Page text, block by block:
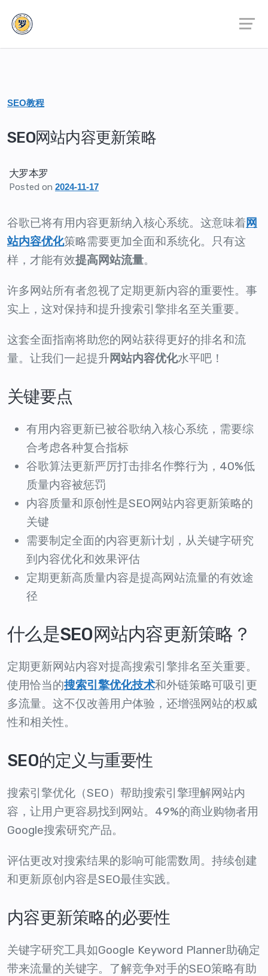
SEO教程
SEO网站内容更新策略
大罗本罗
Posted on 2024-11-17
谷歌已将有用内容更新纳入核心系统。这意味着网
站内容优化策略需要更加全面和系统化。只有这
样，才能有效提高网站流量。
许多网站所有者忽视了定期更新内容的重要性。事
实上，这对保持和提升搜索引擎排名至关重要。
这套全面指南将助您的网站获得更好的排名和流
量。让我们一起提升网站内容优化水平吧！
关键要点
有用内容更新已被谷歌纳入核心系统，需要综
合考虑各种复合指标
谷歌算法更新严厉打击排名作弊行为，40%低
质量内容被惩罚
内容质量和原创性是SEO网站内容更新策略的
关键
需要制定全面的内容更新计划，从关键字研究
到内容优化和效果评估
定期更新高质量内容是提高网站流量的有效途
径
什么是SEO网站内容更新策略？
定期更新网站内容对提高搜索引擎排名至关重要。
使用恰当的搜索引擎优化技术和外链策略可吸引更
多流量。这不仅改善用户体验，还增强网站的权威
性和相关性。
SEO的定义与重要性
搜索引擎优化（SEO）帮助搜索引擎理解网站内
容，让用户更容易找到网站。49%的商业购物者用
Google搜索研究产品。
评估更改对搜索结果的影响可能需数周。持续创建
和更新原创内容是SEO最佳实践。
内容更新策略的必要性
关键字研究工具如Google Keyword Planner助确定
带来流量的关键字。了解竞争对手的SEO策略有助